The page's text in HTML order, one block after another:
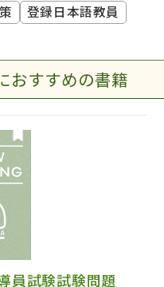
登録日本語教員
おすすめの書籍
試験試験問題